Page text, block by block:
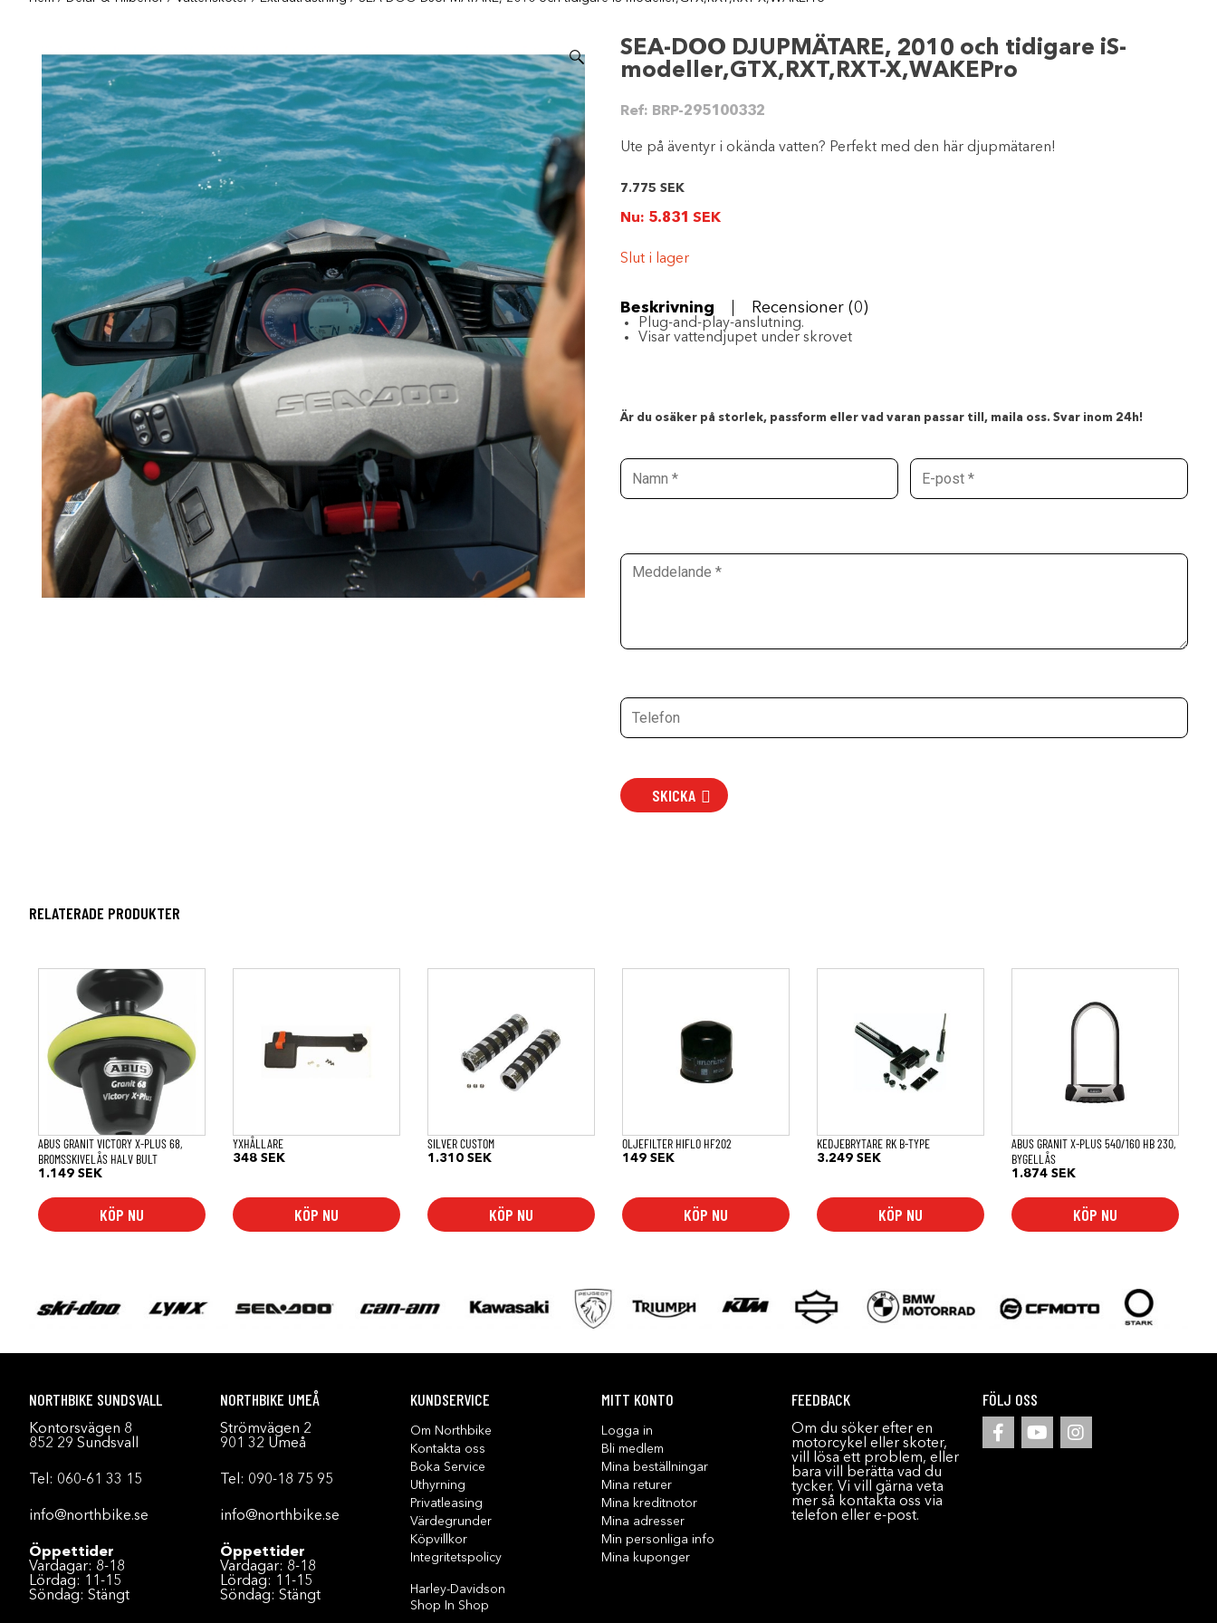
SEA-DOO DJUPMÄTARE, 2010 och tidigare iS-
modeller,GTX,RXT,RXT-X,WAKEPro
Ref: BRP-295100332
Ute på äventyr i okända vatten? Perfekt med den här djupmätaren!
7.775 SEK
Nu: 5.831 SEK
Slut i lager
Beskrivning Recensioner (0)
Plug-and-play-anslutning.
Visar vattendjupet under skrovet
Är du osäker på storlek, passform eller vad varan passar till, maila oss. Svar inom 24h!
SKICKA
RELATERADE PRODUKTER
ABUS GRANIT VICTORY X-PLUS 68,
BROMSSKIVELÅS HALV BULT
1.149 SEK
KÖP NU
YXHÅLLARE
348SEK
KÖP NU
SILVER CUSTOM
1.310SEK
KÖP NU
OLJEFILTER HIFLO HF202
149SEK
KÖP NU
KEDJEBRYTARE RK B-TYPE
3.249SEK
KÖP NU
ABUS GRANIT X-PLUS 540/160 HB 230,
BYGELLÅS
1.874SEK
KÖP NU
NORTHBIKE SUNDSVALL
Kontorsvägen 8
852 29 Sundsvall
Tel: 060-61 33 15
info@northbike.se
Öppettider
Vardagar: 8-18
Lördag: 11-15
Söndag: Stängt
NORTHBIKE UMEÅ
Strömvägen 2
901 32 Umeå
Tel: 090-18 75 95
info@northbike.se
Öppettider
Vardagar: 8-18
Lördag: 11-15
Söndag: Stängt
KUNDSERVICE
Om Northbike
Kontakta oss
Boka Service
Uthyrning
Privatleasing
Värdegrunder
Köpvillkor
Integritetspolicy
Harley-Davidson
Shop In Shop
MITT KONTO
Logga in
Bli medlem
Mina beställningar
Mina returer
Mina kreditnotor
Mina adresser
Min personliga info
Mina kuponger
FEEDBACK
Om du söker efter en
motorcykel eller skoter,
vill lösa ett problem, eller
bara vill berätta vad du
tycker. Vi vill gärna veta
mer så kontakta oss via
telefon eller e-post.
FÖLJ OSS